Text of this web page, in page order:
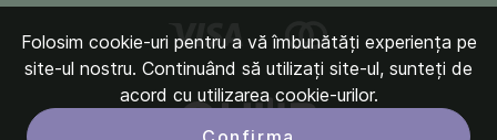
Folosim cookie-uri pentru a vă îmbunătăți experiența pe
site-ul nostru. Continuând să utilizați site-ul, sunteți de
acord cu utilizarea cookie-urilor.